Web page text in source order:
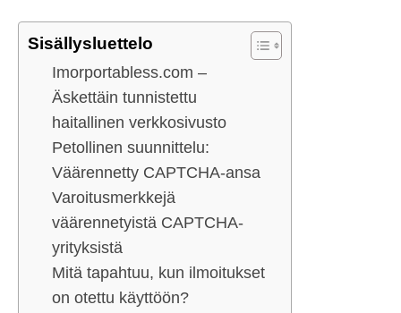
Sisällysluettelo
Imorportabless.com –
Äskettäin tunnistettu
haitallinen verkkosivusto
Petollinen suunnittelu:
Väärennetty CAPTCHA-ansa
Varoitusmerkkejä
väärennetyistä CAPTCHA-
yrityksistä
Mitä tapahtuu, kun ilmoitukset
on otettu käyttöön?